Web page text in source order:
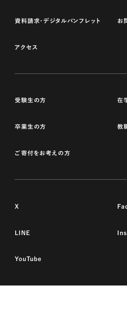
資料請求・デジタルパンフレット お
アクセス
受験生の方 在
卒業生の方 教
ご寄付をお考えの方
X
LINE
YouTube